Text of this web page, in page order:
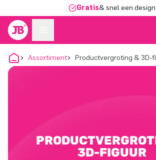
Gratis& snel een design
Assortiment Productvergroting & 3D-
3D-FIGUUR